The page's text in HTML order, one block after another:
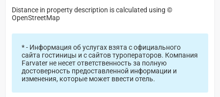
Distance in property description is calculated using ©
OpenStreetMap
* - Информация об услугах взята с официального
сайта гостиницы и с сайтов туроператоров. Компания
Farvater не несет ответственность за полную
достоверность предоставленной информации и
изменения, которые может ввести отель.